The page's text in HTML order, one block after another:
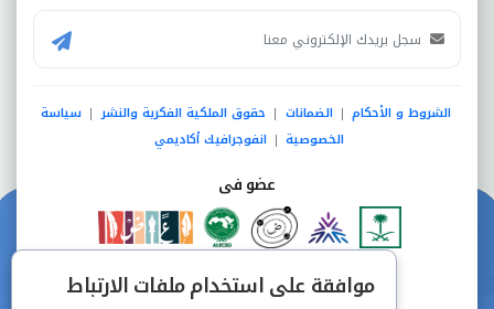
الشروط و الأحكام | الضمانات | حقوق الملكية الفكرية والنشر | سياسة
الخصوصية | انفوجرافيك أكاديمي
عضو فى
دفع آمن من خلال
موافقة على استخدام ملفات الارتباط